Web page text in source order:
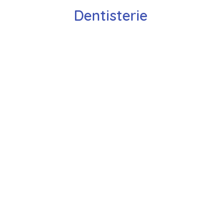
Dentisterie